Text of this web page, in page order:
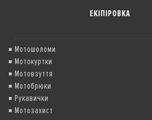
ЕКІПІРОВКА
Мотошоломи
Мотокуртки
Мотовзуття
Мотобрюки
Рукавички
Мотозахист